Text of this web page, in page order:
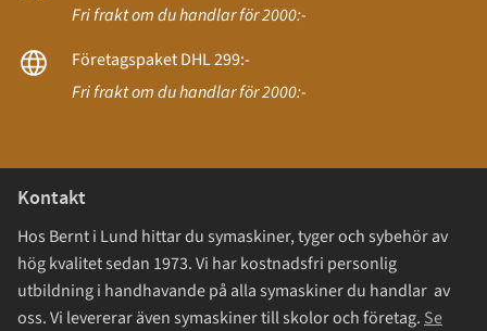
Fri frakt om du handlar för 2000:-
Företagspaket DHL 299:-
Fri frakt om du handlar för 2000:-
Kontakt
Hos Bernt i Lund hittar du symaskiner, tyger och sybehör av
hög kvalitet sedan 1973. Vi har kostnadsfri personlig
utbildning i handhavande på alla symaskiner du handlar av
oss. Vi levererar även symaskiner till skolor och företag. Se